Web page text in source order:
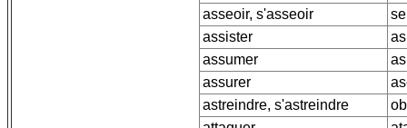
asseoir, s'asseoir
assister
assumer
assurer
astreindre, s'astreindre